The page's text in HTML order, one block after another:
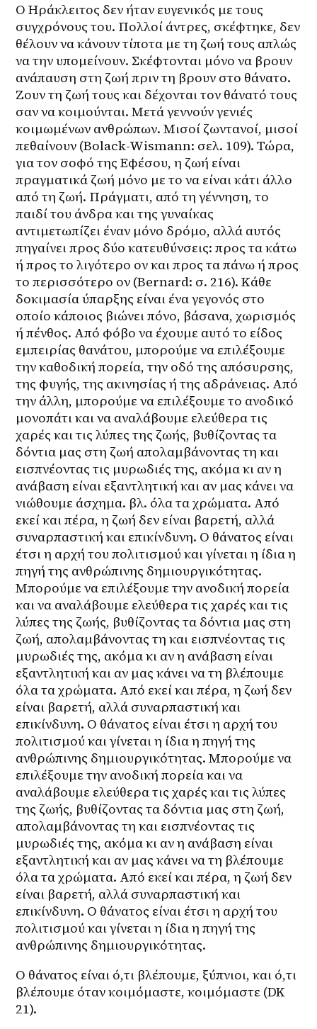
Ο Ηράκλειτος δεν ήταν ευγενικός με τους
συγχρόνους του. Πολλοί άντρες, σκέφτηκε, δεν
θέλουν να κάνουν τίποτα με τη ζωή τους απλώς
να την υπομείνουν. Σκέφτονται μόνο να βρουν
ανάπαυση στη ζωή πριν τη βρουν στο θάνατο.
Ζουν τη ζωή τους και δέχονται τον θάνατό τους
σαν να κοιμούνται. Μετά γεννούν γενιές
κοιμωμένων ανθρώπων. Μισοί ζωντανοί, μισοί
πεθαίνουν (Bolack-Wismann: σελ. 109). Τώρα,
για τον σοφό της Εφέσου, η ζωή είναι
πραγματικά ζωή μόνο με το να είναι κάτι άλλο
από τη ζωή. Πράγματι, από τη γέννηση, το
παιδί του άνδρα και της γυναίκας
αντιμετωπίζει έναν μόνο δρόμο, αλλά αυτός
πηγαίνει προς δύο κατευθύνσεις: προς τα κάτω
ή προς το λιγότερο ον και προς τα πάνω ή προς
το περισσότερο ον (Bernard: σ. 216). Κάθε
δοκιμασία ύπαρξης είναι ένα γεγονός στο
οποίο κάποιος βιώνει πόνο, βάσανα, χωρισμός
ή πένθος. Από φόβο να έχουμε αυτό το είδος
εμπειρίας θανάτου, μπορούμε να επιλέξουμε
την καθοδική πορεία, την οδό της απόσυρσης,
της φυγής, της ακινησίας ή της αδράνειας. Από
την άλλη, μπορούμε να επιλέξουμε το ανοδικό
μονοπάτι και να αναλάβουμε ελεύθερα τις
χαρές και τις λύπες της ζωής, βυθίζοντας τα
δόντια μας στη ζωή απολαμβάνοντας τη και
εισπνέοντας τις μυρωδιές της, ακόμα κι αν η
ανάβαση είναι εξαντλητική και αν μας κάνει να
νιώθουμε άσχημα. βλ. όλα τα χρώματα. Από
εκεί και πέρα, η ζωή δεν είναι βαρετή, αλλά
συναρπαστική και επικίνδυνη. Ο θάνατος είναι
έτσι η αρχή του πολιτισμού και γίνεται η ίδια η
πηγή της ανθρώπινης δημιουργικότητας.
Μπορούμε να επιλέξουμε την ανοδική πορεία
και να αναλάβουμε ελεύθερα τις χαρές και τις
λύπες της ζωής, βυθίζοντας τα δόντια μας στη
ζωή, απολαμβάνοντας τη και εισπνέοντας τις
μυρωδιές της, ακόμα κι αν η ανάβαση είναι
εξαντλητική και αν μας κάνει να τη βλέπουμε
όλα τα χρώματα. Από εκεί και πέρα, η ζωή δεν
είναι βαρετή, αλλά συναρπαστική και
επικίνδυνη. Ο θάνατος είναι έτσι η αρχή του
πολιτισμού και γίνεται η ίδια η πηγή της
ανθρώπινης δημιουργικότητας. Μπορούμε να
επιλέξουμε την ανοδική πορεία και να
αναλάβουμε ελεύθερα τις χαρές και τις λύπες
της ζωής, βυθίζοντας τα δόντια μας στη ζωή,
απολαμβάνοντας τη και εισπνέοντας τις
μυρωδιές της, ακόμα κι αν η ανάβαση είναι
εξαντλητική και αν μας κάνει να τη βλέπουμε
όλα τα χρώματα. Από εκεί και πέρα, η ζωή δεν
είναι βαρετή, αλλά συναρπαστική και
επικίνδυνη. Ο θάνατος είναι έτσι η αρχή του
πολιτισμού και γίνεται η ίδια η πηγή της
ανθρώπινης δημιουργικότητας.
Ο θάνατος είναι ό,τι βλέπουμε, ξύπνιοι, και ό,τι
βλέπουμε όταν κοιμόμαστε, κοιμόμαστε (DK
21).